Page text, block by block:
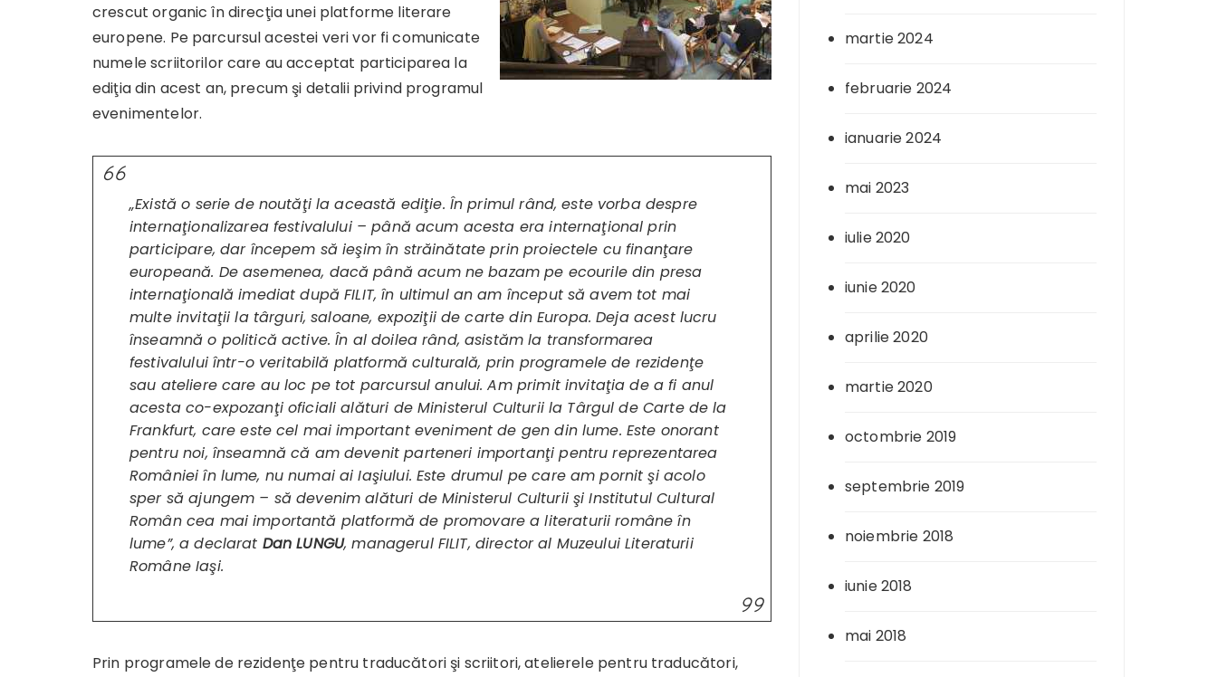
crescut organic în direcţia unei platforme literare
europene. Pe parcursul acestei veri vor fi comunicate
numele scriitorilor care au acceptat participarea la
ediţia din acest an, precum şi detalii privind programul
evenimentelor.
„Există o serie de noutăţi la această ediţie. În primul rând, este vorba despre
internaţionalizarea festivalului – până acum acesta era internaţional prin
participare, dar începem să ieşim în străinătate prin proiectele cu finanţare
europeană. De asemenea, dacă până acum ne bazam pe ecourile din presa
internaţională imediat după FILIT, în ultimul an am început să avem tot mai
multe invitaţii la târguri, saloane, expoziţii de carte din Europa. Deja acest lucru
înseamnă o politică active. În al doilea rând, asistăm la transformarea
festivalului într-o veritabilă platformă culturală, prin programele de rezidenţe
sau ateliere care au loc pe tot parcursul anului. Am primit invitaţia de a fi anul
acesta co-expozanţi oficiali alături de Ministerul Culturii la Târgul de Carte de la
Frankfurt, care este cel mai important eveniment de gen din lume. Este onorant
pentru noi, înseamnă că am devenit parteneri importanţi pentru reprezentarea
României în lume, nu numai ai Iaşiului. Este drumul pe care am pornit şi acolo
sper să ajungem – să devenim alături de Ministerul Culturii şi Institutul Cultural
Român cea mai importantă platformă de promovare a literaturii române în
lume”, a declarat Dan LUNGU, managerul FILIT, director al Muzeului Literaturii
Române Iaşi.
Prin programele de rezidenţe pentru traducători şi scriitori, atelierele pentru traducători,
martie 2024
februarie 2024
ianuarie 2024
mai 2023
iulie 2020
iunie 2020
aprilie 2020
martie 2020
octombrie 2019
septembrie 2019
noiembrie 2018
iunie 2018
mai 2018